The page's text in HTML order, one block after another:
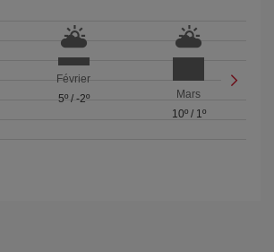
Février
5º/ -2º
Mars
10º/ 1º